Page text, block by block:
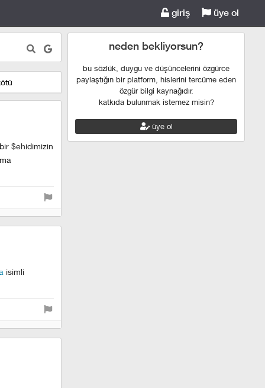
giriş üye ol
$ehidimizin
isimli
neden bekliyorsun?
bu sözlük, duygu ve düşüncelerini özgürce
paylaştığın bir platform, hislerini tercüme eden
özgür bilgi kaynağıdır.
katkıda bulunmak istemez misin?
üye ol